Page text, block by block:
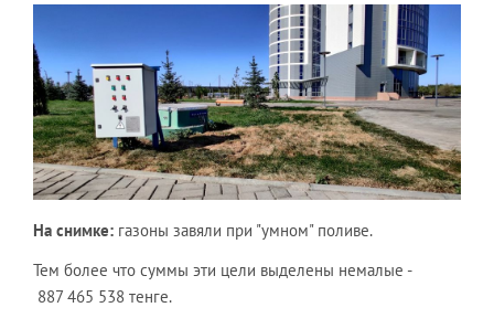
На снимке: газоны завяли при "умном" поливе.
Тем более что суммы эти цели выделены немалые -
887 465 538 тенге.